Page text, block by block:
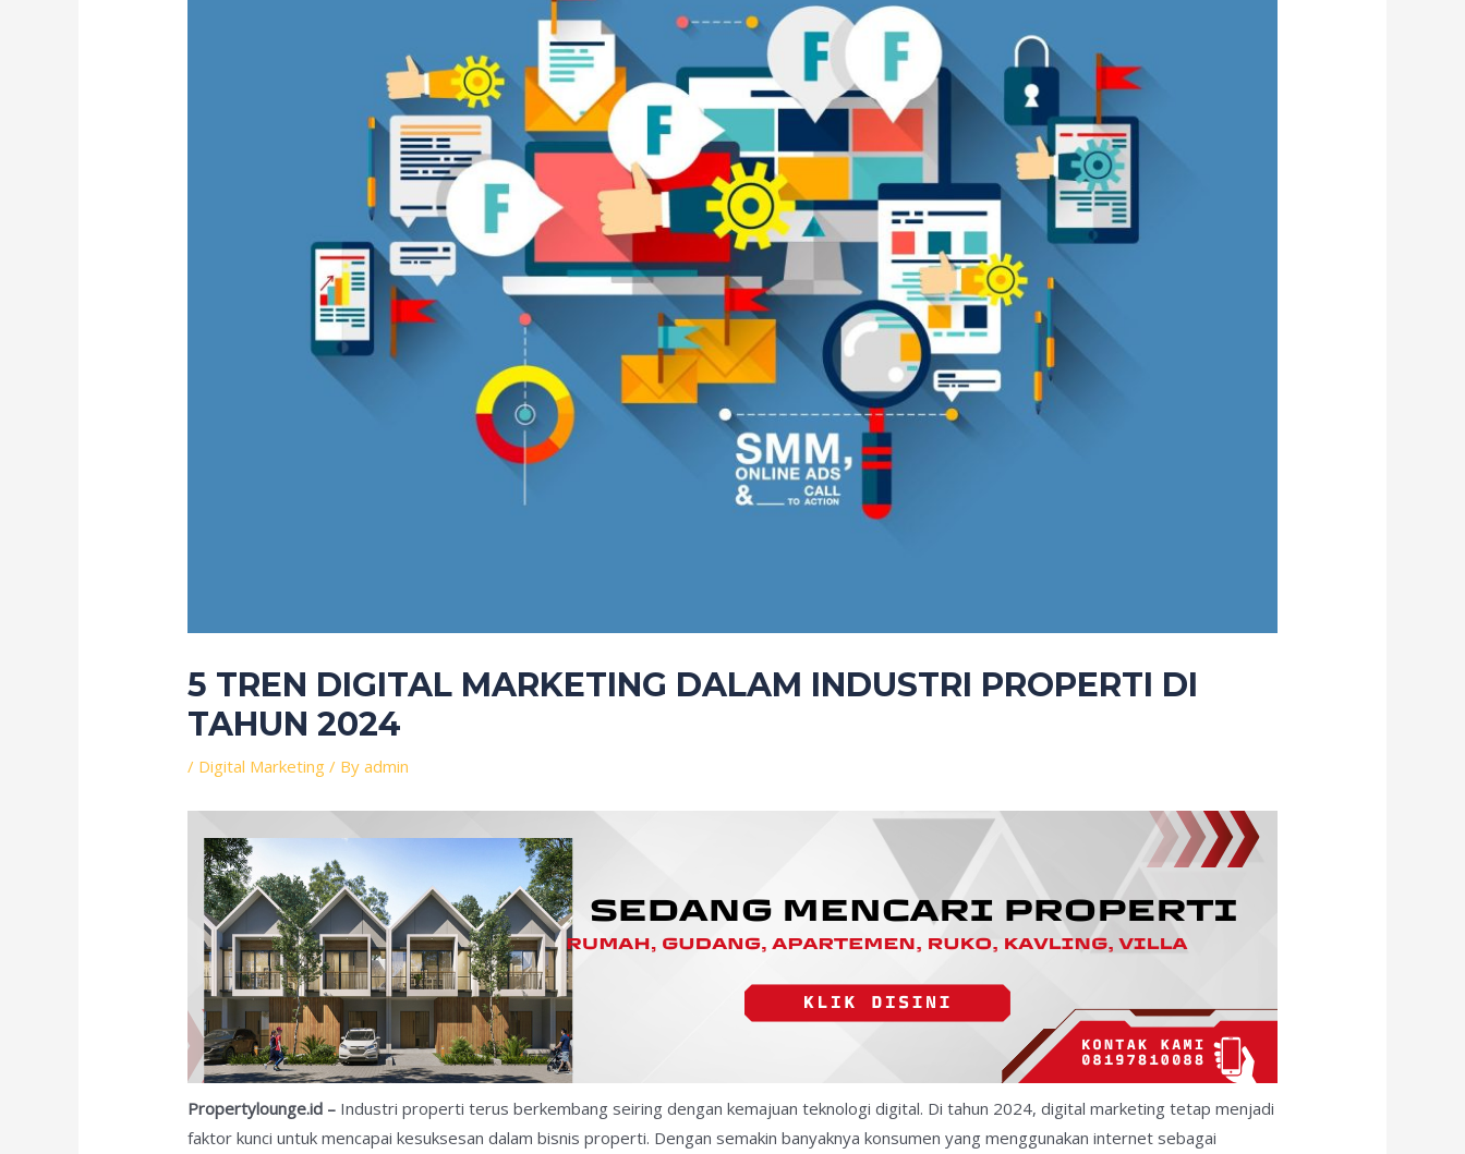
5 TREN DIGITAL MARKETING DALAM INDUSTRI PROPERTI DI
TAHUN 2024
/ Digital Marketing / Byadmin
Propertylounge.id – Industri properti terus berkembang seiring dengan kemajuan teknologi digital. Di tahun 2024, digital marketing tetap menjadi
faktor kunci untuk mencapai kesuksesan dalam bisnis properti. Dengan semakin banyaknya konsumen yang menggunakan internet sebagai